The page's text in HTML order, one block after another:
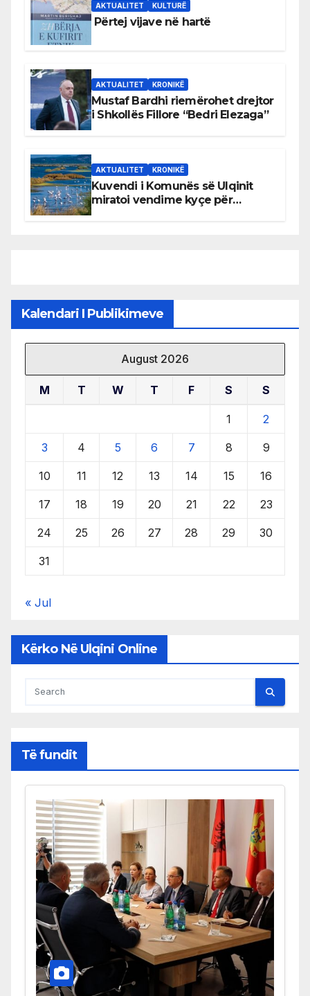
AKTUALITET KULTURË
Përtej vijave në hartë
AKTUALITET KRONIKË
Mustaf Bardhi riemërohet drejtor
i Shkollës Fillore “Bedri Elezaga”
AKTUALITET KRONIKË
Kuvendi i Komunës së Ulqinit
miratoi vendime kyçe për
Kalendari I Publikimeve
August 2026
M T W T F S S
1 2
3 4 5 6 7 8 9
10 11 12 13 14 15 16
17 18 19 20 21 22 23
24 25 26 27 28 29 30
31
« Jul
Kërko Në Ulqini Online
Të fundit